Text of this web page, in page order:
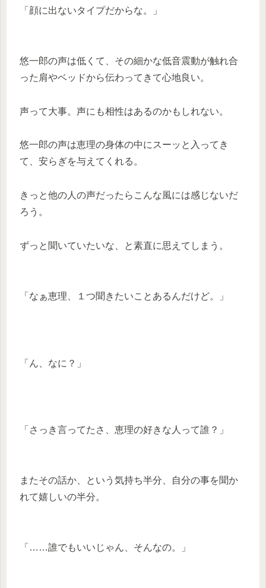
「顔に出ないタイプだからな。」
悠一郎の声は低くて、その細かな低音震動が触れ合
った肩やベッドから伝わってきて心地良い。
声って大事。声にも相性はあるのかもしれない。
悠一郎の声は恵理の身体の中にスーッと入ってき
て、安らぎを与えてくれる。
きっと他の人の声だったらこんな風には感じないだ
ろう。
ずっと聞いていたいな、と素直に思えてしまう。
「なぁ恵理、１つ聞きたいことあるんだけど。」
「ん、なに？」
「さっき言ってたさ、恵理の好きな人って誰？」
またその話か、という気持ち半分、自分の事を聞か
れて嬉しいの半分。
「……誰でもいいじゃん、そんなの。」